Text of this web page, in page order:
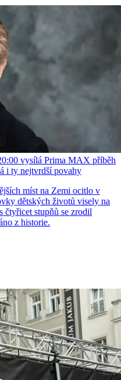
vysílá Prima MAX příběh
i ty nejtvrdší povahy
míst na Zemi ocitlo v
dětských životů visely na
čtyřicet stupňů se zrodil
z historie.